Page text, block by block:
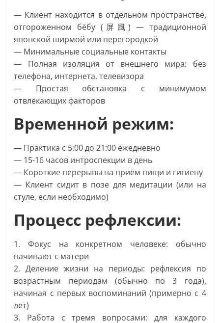
— Клиент находится в отдельном пространстве,
отгороженном бёбу (屏風) — традиционной
японской ширмой или перегородкой
— Минимальные социальные контакты
— Полная изоляция от внешнего мира: без
телефона, интернета, телевизора
— Простая обстановка с минимумом
отвлекающих факторов
Временной режим:
— Практика с 5:00 до 21:00 ежедневно
— 15-16 часов интроспекции в день
— Короткие перерывы на приём пищи и гигиену
— Клиент сидит в позе для медитации (или на
стуле, если необходимо)
Процесс рефлексии:
1. Фокус на конкретном человеке: обычно
начинают с матери
2. Деление жизни на периоды: рефлексия по
возрастным периодам (обычно по 3 года),
начиная с первых воспоминаний (примерно с 4
лет)
3. Работа с тремя вопросами: для каждого